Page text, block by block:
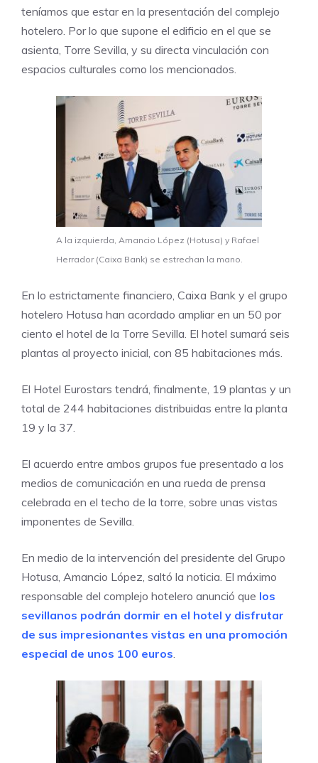
teníamos que estar en la presentación del complejo
hotelero. Por lo que supone el edificio en el que se
asienta, Torre Sevilla, y su directa vinculación con
espacios culturales como los mencionados.
A la izquierda, Amancio López (Hotusa) y Rafael
Herrador (Caixa Bank) se estrechan la mano.
En lo estrictamente financiero, Caixa Bank y el grupo
hotelero Hotusa han acordado ampliar en un 50 por
ciento el hotel de la Torre Sevilla. El hotel sumará seis
plantas al proyecto inicial, con 85 habitaciones más.
El Hotel Eurostars tendrá, finalmente, 19 plantas y un
total de 244 habitaciones distribuidas entre la planta
19 y la 37.
El acuerdo entre ambos grupos fue presentado a los
medios de comunicación en una rueda de prensa
celebrada en el techo de la torre, sobre unas vistas
imponentes de Sevilla.
En medio de la intervención del presidente del Grupo
Hotusa, Amancio López, saltó la noticia. El máximo
responsable del complejo hotelero anunció que los
sevillanos podrán dormir en el hotel y disfrutar
de sus impresionantes vistas en una promoción
especial de unos 100 euros.